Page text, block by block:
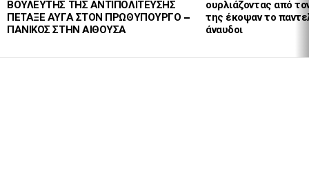
ΒΟΥΛΕΥΤΗΣ ΤΗΣ ΑΝΤΙΠΟΛΙΤΕΥΣΗΣ
ΠΕΤΑΞΕ ΑΥΓΑ ΣΤΟΝ ΠΡΩΘΥΠΟΥΡΓΟ –
ΠΑΝΙΚΟΣ ΣΤΗΝ ΑΙΘΟΥΣΑ
ουρλιάζοντας από
της έκοψαν το
άναυδοι